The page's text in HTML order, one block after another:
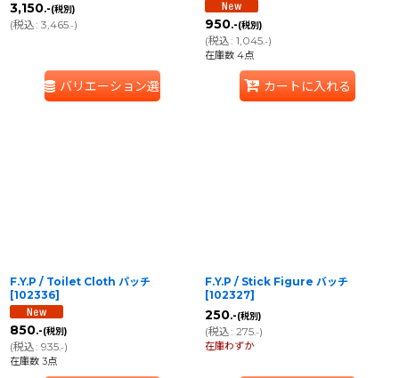
3,150.-(税別)
(税込: 3,465.-)
バリエーション選択
950.-(税別)
(税込: 1,045.-)
在庫数 4点
カートに入れる
F.Y.P / Toilet Cloth パッチ
[102336]
850.-(税別)
(税込: 935.-)
在庫数 3点
F.Y.P / Stick Figure バッチ
[102327]
250.-(税別)
(税込: 275.-)
在庫わずか